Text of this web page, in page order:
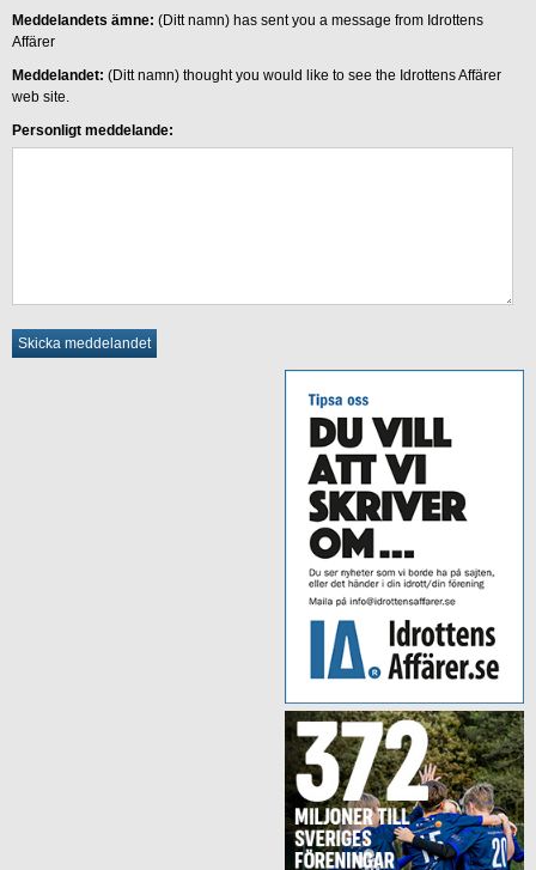
Meddelandets ämne: (Ditt namn) has sent you a message from Idrottens
Affärer
Meddelandet: (Ditt namn) thought you would like to see the Idrottens Affärer
web site.
Personligt meddelande: